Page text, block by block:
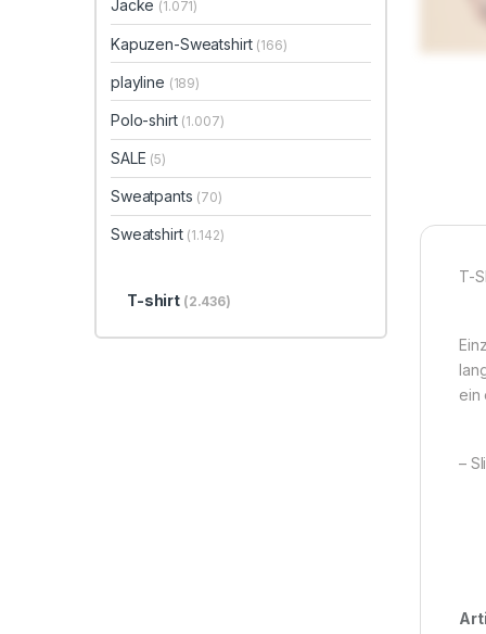
T-
ein
–
Jacke (1.071)
Kapuzen-Sweatshirt (166)
playline (189)
Polo-shirt (1.007)
SALE (5)
Sweatpants (70)
Sweatshirt (1.142)
T-shirt (2.436)